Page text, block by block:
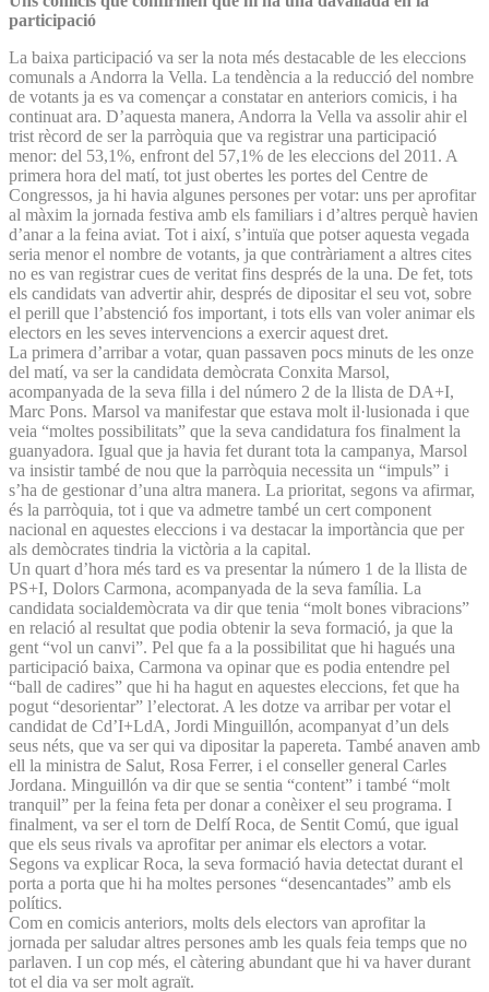
participació
La baixa participació va ser la nota més destacable de les eleccions
comunals a Andorra la Vella. La tendència a la reducció del nombre
de votants ja es va començar a constatar en anteriors comicis, i ha
continuat ara. D’aquesta manera, Andorra la Vella va assolir ahir el
trist rècord de ser la parròquia que va registrar una participació
menor: del 53,1%, enfront del 57,1% de les eleccions del 2011. A
primera hora del matí, tot just obertes les portes del Centre de
Congressos, ja hi havia algunes persones per votar: uns per aprofitar
al màxim la jornada festiva amb els familiars i d’altres perquè havien
d’anar a la feina aviat. Tot i així, s’intuïa que potser aquesta vegada
seria menor el nombre de votants, ja que contràriament a altres cites
no es van registrar cues de veritat fins després de la una. De fet, tots
els candidats van advertir ahir, després de dipositar el seu vot, sobre
el perill que l’abstenció fos important, i tots ells van voler animar els
electors en les seves intervencions a exercir aquest dret.
La primera d’arribar a votar, quan passaven pocs minuts de les onze
del matí, va ser la candidata demòcrata Conxita Marsol,
acompanyada de la seva filla i del número 2 de la llista de DA+I,
Marc Pons. Marsol va manifestar que estava molt il·lusionada i que
veia “moltes possibilitats” que la seva candidatura fos finalment la
guanyadora. Igual que ja havia fet durant tota la campanya, Marsol
va insistir també de nou que la parròquia necessita un “impuls” i
s’ha de gestionar d’una altra manera. La prioritat, segons va afirmar,
és la parròquia, tot i que va admetre també un cert component
nacional en aquestes eleccions i va destacar la importància que per
als demòcrates tindria la victòria a la capital.
Un quart d’hora més tard es va presentar la número 1 de la llista de
PS+I, Dolors Carmona, acompanyada de la seva família. La
candidata socialdemòcrata va dir que tenia “molt bones vibracions”
en relació al resultat que podia obtenir la seva formació, ja que la
gent “vol un canvi”. Pel que fa a la possibilitat que hi hagués una
participació baixa, Carmona va opinar que es podia entendre pel
“ball de cadires” que hi ha hagut en aquestes eleccions, fet que ha
pogut “desorientar” l’electorat. A les dotze va arribar per votar el
candidat de Cd’I+LdA, Jordi Minguillón, acompanyat d’un dels
seus néts, que va ser qui va dipositar la papereta. També anaven amb
ell la ministra de Salut, Rosa Ferrer, i el conseller general Carles
Jordana. Minguillón va dir que se sentia “content” i també “molt
tranquil” per la feina feta per donar a conèixer el seu programa. I
finalment, va ser el torn de Delfí Roca, de Sentit Comú, que igual
que els seus rivals va aprofitar per animar els electors a votar.
Segons va explicar Roca, la seva formació havia detectat durant el
porta a porta que hi ha moltes persones “desencantades” amb els
polítics.
Com en comicis anteriors, molts dels electors van aprofitar la
jornada per saludar altres persones amb les quals feia temps que no
parlaven. I un cop més, el càtering abundant que hi va haver durant
tot el dia va ser molt agraït.